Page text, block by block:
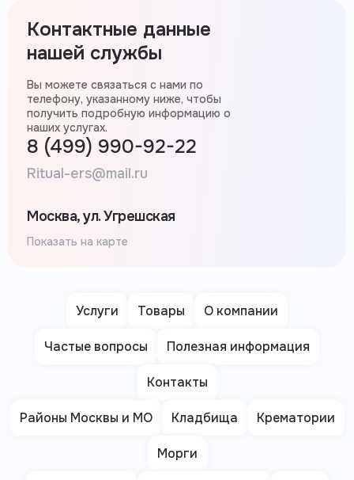
Контактные данные
нашей службы
Вы можете связаться с нами по
телефону, указанному ниже, чтобы
получить подробную информацию о
наших услугах.
8 (499) 990-92-22
Ritual-ers@mail.ru
Москва, ул. Угрешская
Показать на карте
Услуги Товары О компании
Частые вопросы Полезная информация
Контакты
Районы Москвы и МО Кладбища Крематории
Морги